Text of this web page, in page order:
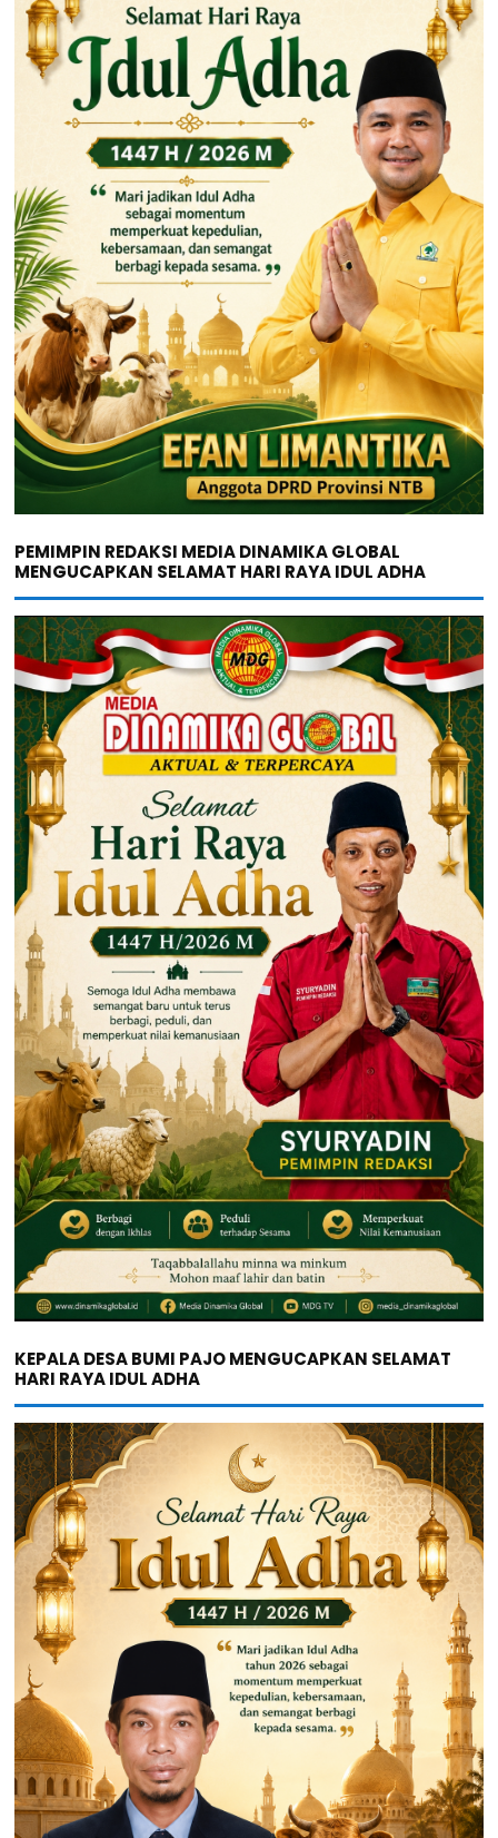
PEMIMPIN REDAKSI MEDIA DINAMIKA GLOBAL
MENGUCAPKAN SELAMAT HARI RAYA IDUL ADHA
KEPALA DESA BUMI PAJO MENGUCAPKAN SELAMAT
HARI RAYA IDUL ADHA